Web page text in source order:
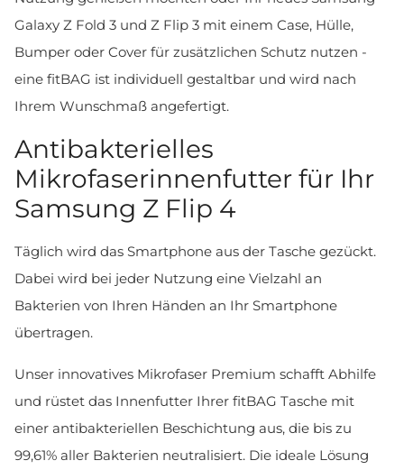
Galaxy Z Fold 3 und Z Flip 3 mit einem Case, Hülle,
Bumper oder Cover für zusätzlichen Schutz nutzen -
eine fitBAG ist individuell gestaltbar und wird nach
Ihrem Wunschmaß angefertigt.
Antibakterielles
Mikrofaserinnenfutter für Ihr
Samsung Z Flip 4
Täglich wird das Smartphone aus der Tasche gezückt.
Dabei wird bei jeder Nutzung eine Vielzahl an
Bakterien von Ihren Händen an Ihr Smartphone
übertragen.
Unser innovatives Mikrofaser Premium schafft Abhilfe
und rüstet das Innenfutter Ihrer fitBAG Tasche mit
einer antibakteriellen Beschichtung aus, die bis zu
99,61% aller Bakterien neutralisiert. Die ideale Lösung